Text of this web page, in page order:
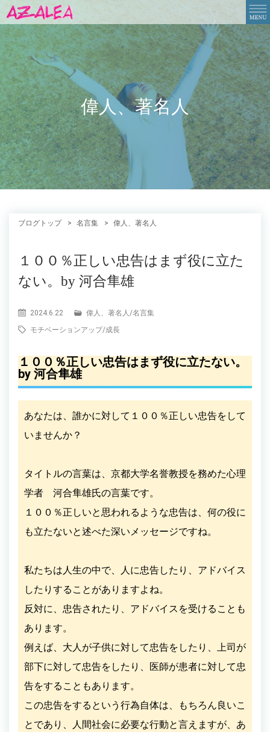
偉人、著名人
ブログトップ 名言集 偉人、著名人
１００％正しい忠告はまず役に立た
ない。by 河合隼雄
2024.6.22 偉人、著名人 /名言集
モチベーションアップ/成長
１００％正しい忠告はまず役に立たない。
by 河合隼雄
あなたは、誰かに対して１００％正しい忠告をして
いませんか？
タイトルの言葉は、京都大学名誉教授を務めた心理
学者 河合隼雄氏の言葉です。
１００％正しいと思われるような忠告は、何の役に
も立たないと述べた深いメッセージですね。
私たちは人生の中で、人に忠告したり、アドバイス
したりすることがありますよね。
反対に、忠告されたり、アドバイスを受けることも
あります。
例えば、大人が子供に対して忠告をしたり、上司が
部下に対して忠告をしたり、医師が患者に対して忠
告をすることもあります。
この忠告をするという行為自体は、もちろん良いこ
とであり、人間社会に必要な行動と言えますが、あ